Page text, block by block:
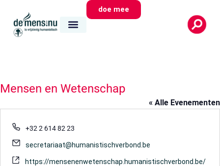
doe mee
Mensen en Wetenschap
« Alle Evenementen
Telefoon
+32 2 614 82 23
E-
secretariaat@humanistischverbond.be
Website
https://mensenenwetenschap.humanistischverbond.be/